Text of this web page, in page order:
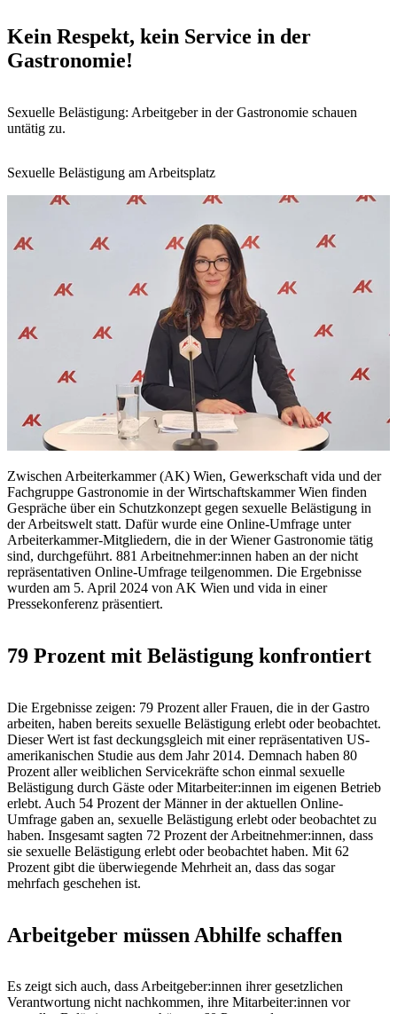
Kein Respekt, kein Service in der
Gastronomie!
Sexuelle Belästigung: Arbeitgeber in der Gastronomie schauen
untätig zu.
Sexuelle Belästigung am Arbeitsplatz
Zwischen Arbeiterkammer (AK) Wien, Gewerkschaft vida und der
Fachgruppe Gastronomie in der Wirtschaftskammer Wien finden
Gespräche über ein Schutzkonzept gegen sexuelle Belästigung in
der Arbeitswelt statt. Dafür wurde eine Online-Umfrage unter
Arbeiterkammer-Mitgliedern, die in der Wiener Gastronomie tätig
sind, durchgeführt. 881 Arbeitnehmer:innen haben an der nicht
repräsentativen Online-Umfrage teilgenommen. Die Ergebnisse
wurden am 5. April 2024 von AK Wien und vida in einer
Pressekonferenz präsentiert.
79 Prozent mit Belästigung konfrontiert
Die Ergebnisse zeigen: 79 Prozent aller Frauen, die in der Gastro
arbeiten, haben bereits sexuelle Belästigung erlebt oder beobachtet.
Dieser Wert ist fast deckungsgleich mit einer repräsentativen US-
amerikanischen Studie aus dem Jahr 2014. Demnach haben 80
Prozent aller weiblichen Servicekräfte schon einmal sexuelle
Belästigung durch Gäste oder Mitarbeiter:innen im eigenen Betrieb
erlebt. Auch 54 Prozent der Männer in der aktuellen Online-
Umfrage gaben an, sexuelle Belästigung erlebt oder beobachtet zu
haben. Insgesamt sagten 72 Prozent der Arbeitnehmer:innen, dass
sie sexuelle Belästigung erlebt oder beobachtet haben. Mit 62
Prozent gibt die überwiegende Mehrheit an, dass das sogar
mehrfach geschehen ist.
Arbeitgeber müssen Abhilfe schaffen
Es zeigt sich auch, dass Arbeitgeber:innen ihrer gesetzlichen
Verantwortung nicht nachkommen, ihre Mitarbeiter:innen vor